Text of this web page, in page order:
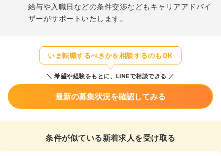
給与や入職日などの条件交渉などもキャリアアドバイ
ザーがサポートいたします。
いま転職するべきかを相談するのもOK
希望や経験をもとに、LINEで相談できる
最新の募集状況を確認してみる
条件が似ている新着求人を受け取る